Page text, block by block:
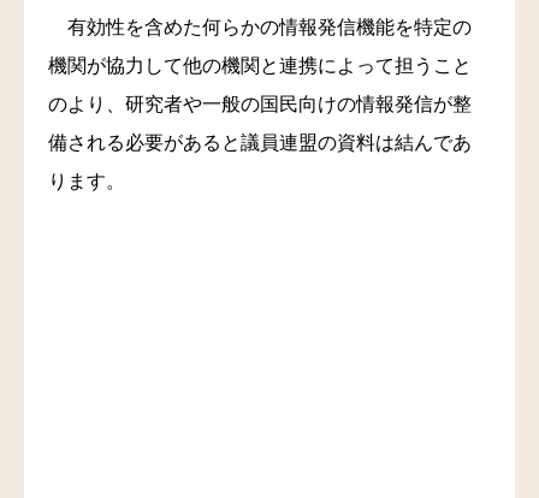
有効性を含めた何らかの情報発信機能を特定の
機関が協力して他の機関と連携によって担うこと
のより、研究者や一般の国民向けの情報発信が整
備される必要があると議員連盟の資料は結んであ
ります。